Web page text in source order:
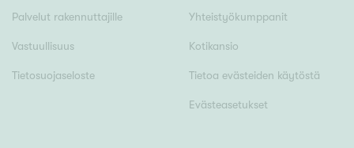
Palvelut rakennuttajille
Vastuullisuus
Tietosuojaseloste
Yhteistyökumppanit
Kotikansio
Tietoa evästeiden käytöstä
Evästeasetukset